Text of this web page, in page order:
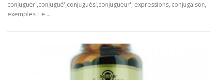
conjuguer',conjugué',conjugués',conjugueur', expressions, conjugaison,
exemples. Le …